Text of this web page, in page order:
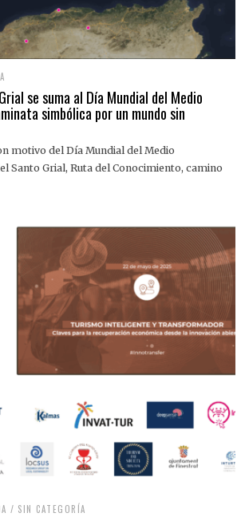
se suma al Día Mundial del Medio
simbólica por un mundo sin
motivo del Día Mundial del Medio
Santo Grial, Ruta del Conocimiento, camino
/ SIN CATEGORÍA